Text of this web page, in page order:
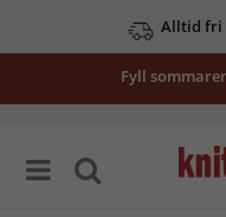
Alltid fri
Fyll